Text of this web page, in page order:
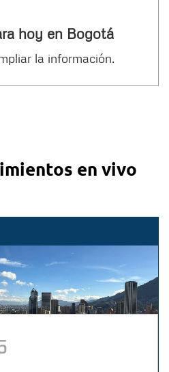
hoy en Bogotá
la información.
en vivo